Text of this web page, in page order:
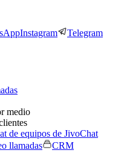
Instagram Telegram
medio
de equipos de JivoChat
llamadas
CRM